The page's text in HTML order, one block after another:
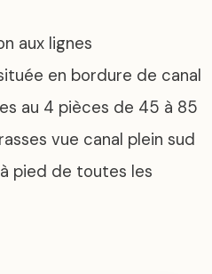
aux lignes
en bordure de canal
au 4 pièces de 45 à 85
vue canal plein sud
pied de toutes les